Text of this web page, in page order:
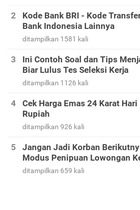
Kode Bank BRI - Kode
Bank Indonesia Lainnya
ditampilkan 1581 kali
Ini Contoh Soal dan Tips
Biar Lulus Tes Seleksi Kerja
ditampilkan 1126 kali
Cek Harga Emas 24 Karat
Rupiah
ditampilkan 926 kali
Jangan Jadi Korban
Modus Penipuan Lowongan
ditampilkan 659 kali